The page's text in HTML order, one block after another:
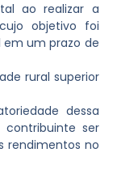
ao realizar a
objetivo foi
um prazo de
rural superior
dessa
ser
rendimentos no